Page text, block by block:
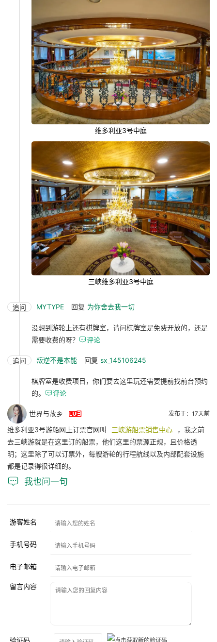
维多利亚3号中庭
三峡维多利亚3号中庭
追问 MYTYPE 回复 为你舍去我一切
没想到游轮上还有棋牌室，请问棋牌室是免费开放的，还是
需要收费的呀？ 评论
追问 叛逆不是本能 回复 sx_145106245
棋牌室是收费项目，你们要去这里玩还需要提前找前台预约
的。 评论
世界与故乡  发布于：17天前
维多利亚3号游船网上订票官网叫 三峡游船票销售中心
，我之前
去三峡游就是在这里订的船票，他们这里的票源正规，且价格透
明；这里除了可以订票外，每艘游轮的行程航线以及内部配套设施
都是记录得很详细的。
 我也问一句
游客姓名
手机号码
电子邮箱
留言内容
验证码